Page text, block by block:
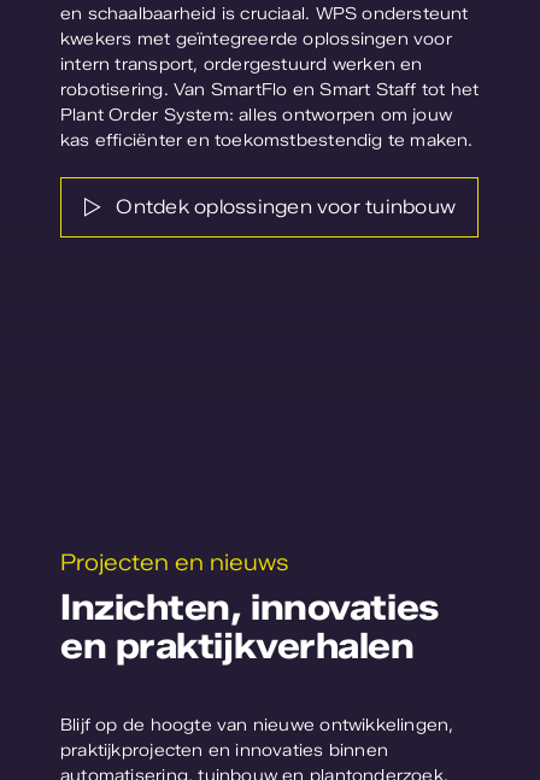
en schaalbaarheid is cruciaal. WPS ondersteunt
kwekers met geïntegreerde oplossingen voor
intern transport, ordergestuurd werken en
robotisering. Van SmartFlo en Smart Staff tot het
Plant Order System: alles ontworpen om jouw
kas efficiënter en toekomstbestendig te maken.
Ontdek oplossingen voor tuinbouw
Projecten en nieuws
Inzichten, innovaties
en praktijkverhalen
Blijf op de hoogte van nieuwe ontwikkelingen,
praktijkprojecten en innovaties binnen
automatisering, tuinbouw en plantonderzoek.